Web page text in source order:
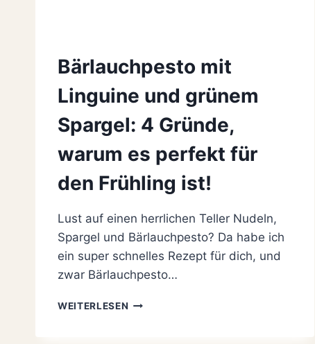
Bärlauchpesto mit
Linguine und grünem
Spargel: 4 Gründe,
warum es perfekt für
den Frühling ist!
Lust auf einen herrlichen Teller Nudeln,
Spargel und Bärlauchpesto? Da habe ich
ein super schnelles Rezept für dich, und
zwar Bärlauchpesto…
WEITERLESEN BÄRLAUCHPESTO